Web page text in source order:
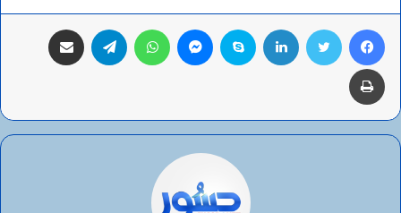
فيسبوك تويتر لينكدإن سكايب ماسنجر واتساب تيلقرام
طباعة